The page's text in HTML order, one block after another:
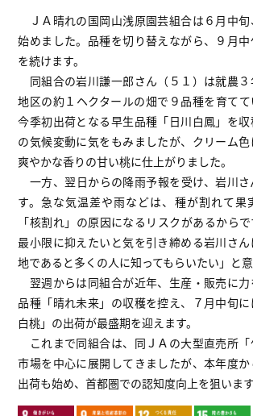
ＪＡ晴れの国岡山浅原園芸組合は６月中
始めました。品種を切り替えながら、９月
を続けます。
同組合の岩川謙一郎さん（５１）は就農
地区の約１ヘクタールの畑で９品種を育てて
今季初出荷となる早生品種「日川白鳳」を
の気候変動に気をもみましたが、クリーム色
爽やかな香りの甘い桃に仕上がりました。
一方、翌日からの降雨予報を受け、岩川さ
す。急な気温差や雨などは、種が割れて果
「核割れ」の原因になるリスクがあるから
最小限に抑えたいと気を引き締める岩川さ
地であると多くの人に知ってもらいたい」と意
翌週からは同組合が近年、生産・販売に
品種「晴れ未来」の収穫を控え、７月中旬
白桃」の出荷が最盛期を迎えます。
これまで同組合は、同ＪＡの大型直売所
市場を中心に展開してきましたが、本年度
出荷も始め、首都圏での認知度向上を狙います